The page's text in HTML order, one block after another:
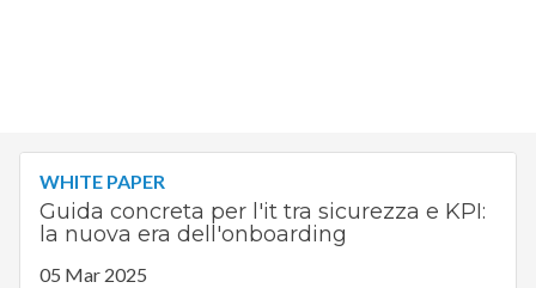
WHITE PAPER
Guida concreta per l'it tra sicurezza e KPI:
la nuova era dell'onboarding
05 Mar 2025